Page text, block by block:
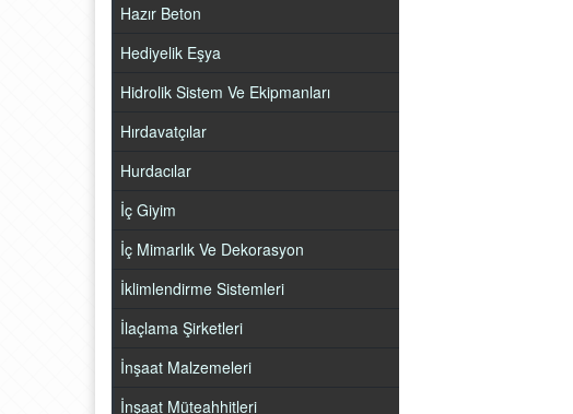
Hazır Beton
Hediyelik Eşya
Hidrolik Sistem Ve Ekipmanları
Hırdavatçılar
Hurdacılar
İç Giyim
İç Mimarlık Ve Dekorasyon
İklimlendirme Sistemleri
İlaçlama Şirketleri
İnşaat Malzemeleri
İnşaat Müteahhitleri